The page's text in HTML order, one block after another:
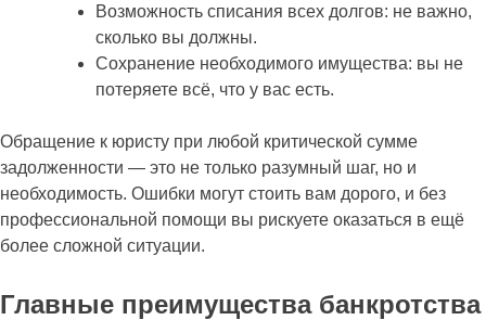
Возможность списания всех долгов: не важно,
сколько вы должны.
Сохранение необходимого имущества: вы не
потеряете всё, что у вас есть.
Обращение к юристу при любой критической сумме
задолженности — это не только разумный шаг, но и
необходимость. Ошибки могут стоить вам дорого, и без
профессиональной помощи вы рискуете оказаться в ещё
более сложной ситуации.
Главные преимущества банкротства